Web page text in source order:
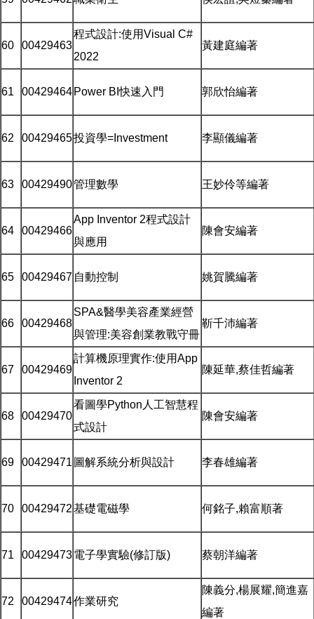
60 00429463
程式設計:使用Visual C#
2022
黃建庭編著
61 00429464 Power BI快速入門 郭欣怡編著
62 00429465投資學=Investment 李顯儀編著
63 00429490管理數學 王妙伶等編著
64 00429466
App Inventor 2程式設計
與應用
陳會安編著
65 00429467 自動控制 姚賀騰編著
66 00429468
SPA&醫學美容產業經營
與管理:美容創業教戰守冊
靳千沛編著
67 00429469
計算機原理實作:使用App
Inventor 2
陳延華,蔡佳哲編著
68 00429470
看圖學Python人工智慧程
式設計
陳會安編著
69 00429471 圖解系統分析與設計 李春雄編著
70 00429472基礎電磁學 何銘子,賴富順著
71 00429473電子學實驗(修訂版) 蔡朝洋編著
72 00429474作業研究
陳義分,楊展耀,簡進嘉
編著